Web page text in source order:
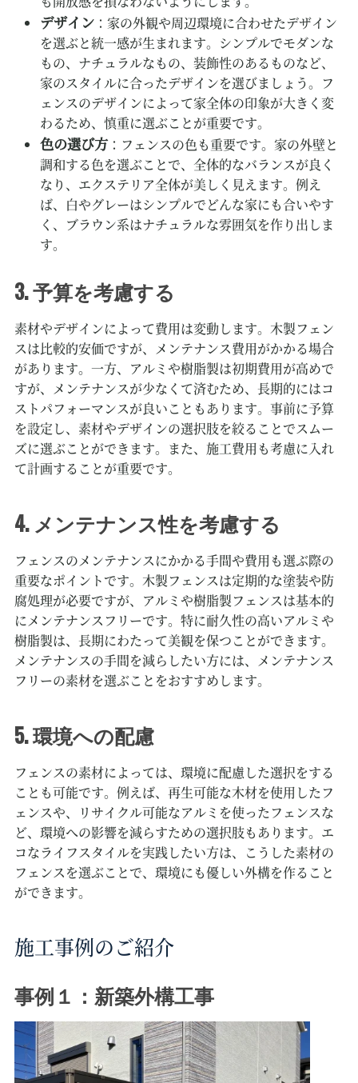
デザイン：家の外観や周辺環境に合わせたデザイン
を選ぶと統一感が生まれます。シンプルでモダンな
もの、ナチュラルなもの、装飾性のあるものなど、
家のスタイルに合ったデザインを選びましょう。フ
ェンスのデザインによって家全体の印象が大きく変
わるため、慎重に選ぶことが重要です。
色の選び方：フェンスの色も重要です。家の外壁と
調和する色を選ぶことで、全体的なバランスが良く
なり、エクステリア全体が美しく見えます。例え
ば、白やグレーはシンプルでどんな家にも合いやす
く、ブラウン系はナチュラルな雰囲気を作り出しま
す。
3. 予算を考慮する
素材やデザインによって費用は変動します。木製フェン
スは比較的安価ですが、メンテナンス費用がかかる場合
があります。一方、アルミや樹脂製は初期費用が高めで
すが、メンテナンスが少なくて済むため、長期的にはコ
ストパフォーマンスが良いこともあります。事前に予算
を設定し、素材やデザインの選択肢を絞ることでスムー
ズに選ぶことができます。また、施工費用も考慮に入れ
て計画することが重要です。
4. メンテナンス性を考慮する
フェンスのメンテナンスにかかる手間や費用も選ぶ際の
重要なポイントです。木製フェンスは定期的な塗装や防
腐処理が必要ですが、アルミや樹脂製フェンスは基本的
にメンテナンスフリーです。特に耐久性の高いアルミや
樹脂製は、長期にわたって美観を保つことができます。
メンテナンスの手間を減らしたい方には、メンテナンス
フリーの素材を選ぶことをおすすめします。
5. 環境への配慮
フェンスの素材によっては、環境に配慮した選択をする
ことも可能です。例えば、再生可能な木材を使用したフ
ェンスや、リサイクル可能なアルミを使ったフェンスな
ど、環境への影響を減らすための選択肢もあります。エ
コなライフスタイルを実践したい方は、こうした素材の
フェンスを選ぶことで、環境にも優しい外構を作ること
ができます。
施工事例のご紹介
事例１：新築外構工事